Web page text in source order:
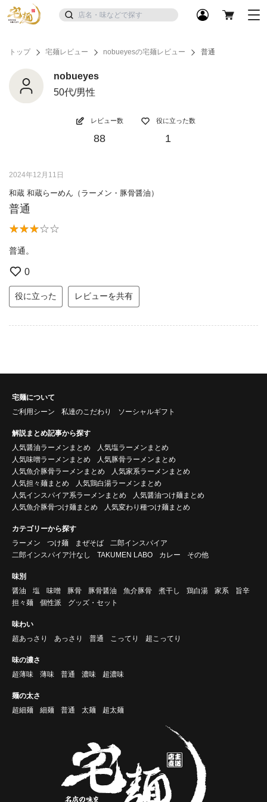
トップ 宅麺レビュー nobueyesの宅麺レビュー 普通
nobueyes
50代/男性
レビュー数
88
役に立った数
1
2024年12月11日
和蔵 和蔵らーめん（ラーメン・豚骨醤油）
普通
普通。
0
役に立った レビューを共有
宅麺について
ご利用シーン
私達のこだわり ソーシャルギフト
解説まとめ記事から探す
人気醤油ラーメンまとめ
人気塩ラーメンまとめ
人気味噌ラーメンまとめ
人気豚骨ラーメンまとめ
人気魚介豚骨ラーメンまとめ
人気家系ラーメンまとめ
人気担々麺まとめ
人気鶏白湯ラーメンまとめ
人気インスパイア系ラーメンまとめ
人気醤油つけ麺まとめ
人気魚介豚骨つけ麺まとめ
人気変わり種つけ麺まとめ
カテゴリーから探す
ラーメン
つけ麺 まぜそば
二郎インスパイア
二郎インスパイア汁なし
TAKUMEN LABO カレー その他
味別
醤油
塩 味噌 豚骨 豚骨醤油 魚介豚骨 煮干し 鶏白湯 家系
旨辛
担々麺
個性派 グッズ・セット
味わい
超あっさり
あっさり 普通 こってり 超こってり
味の濃さ
超薄味
薄味 普通 濃味 超濃味
麺の太さ
超細麺
細麺 普通 太麺 超太麺